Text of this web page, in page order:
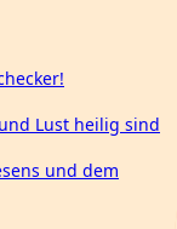
Lust heilig sind
und dem